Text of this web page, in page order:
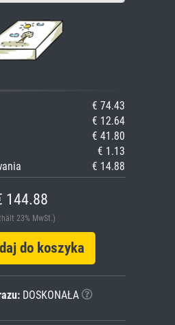
€ 74.43
€ 12.64
€ 41.80
€ 1.13
€ 14.88
144.88
23% MwSt.)
do koszyka
DOSKONAŁA